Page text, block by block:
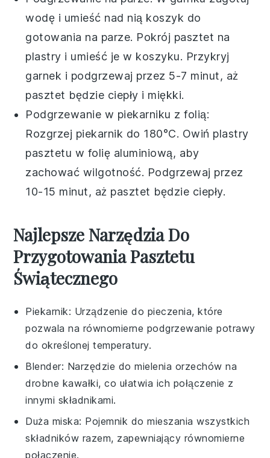
wodę i umieść nad nią koszyk do
gotowania na parze. Pokrój pasztet na
plastry i umieść je w koszyku. Przykryj
garnek i podgrzewaj przez 5-7 minut, aż
pasztet będzie ciepły i miękki.
Podgrzewanie w piekarniku z folią:
Rozgrzej piekarnik do 180°C. Owiń plastry
pasztetu w folię aluminiową, aby
zachować wilgotność. Podgrzewaj przez
10-15 minut, aż pasztet będzie ciepły.
Najlepsze Narzędzia Do
Przygotowania Pasztetu
Świątecznego
Piekarnik: Urządzenie do pieczenia, które
pozwala na równomierne podgrzewanie potrawy
do określonej temperatury.
Blender: Narzędzie do mielenia orzechów na
drobne kawałki, co ułatwia ich połączenie z
innymi składnikami.
Duża miska: Pojemnik do mieszania wszystkich
składników razem, zapewniający równomierne
połączenie.